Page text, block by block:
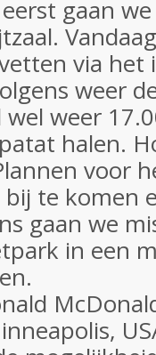
gaan
via
weer
weer
halen.
voor
te komen
gaan we
in een